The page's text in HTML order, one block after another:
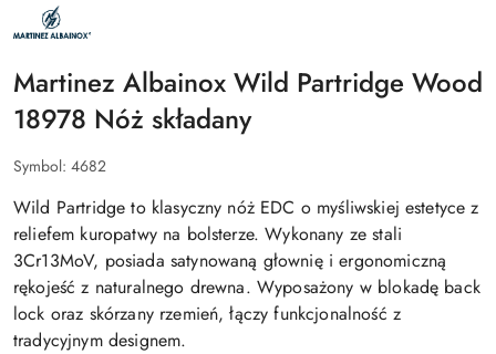
NAZWA
PRODUCENTA:
MARTINEZ
Martinez Albainox Wild Partridge Wood
18978 Nóż składany
Symbol: 4682
Wild Partridge to klasyczny nóż EDC o myśliwskiej estetyce z
reliefem kuropatwy na bolsterze. Wykonany ze stali
3Cr13MoV, posiada satynowaną głownię i ergonomiczną
rękojeść z naturalnego drewna. Wyposażony w blokadę back
lock oraz skórzany rzemień, łączy funkcjonalność z
tradycyjnym designem.